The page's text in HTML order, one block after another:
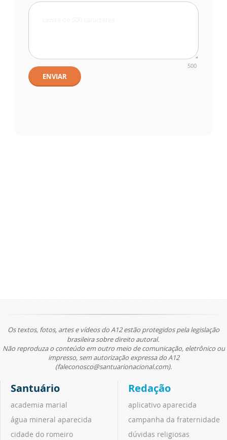
500
ENVIAR
Os textos, fotos, artes e vídeos do A12 estão protegidos pela legislação
brasileira sobre direito autoral.
Não reproduza o conteúdo em outro meio de comunicação, eletrônico ou
impresso, sem autorização expressa do A12
(faleconosco@santuarionacional.com).
Santuário
academia marial
água mineral aparecida
cidade do romeiro
Redação
aplicativo aparecida
campanha da fraternidade
dúvidas religiosas